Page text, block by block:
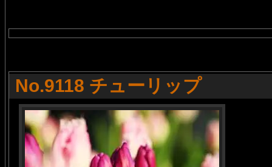
No.9118 チューリップ